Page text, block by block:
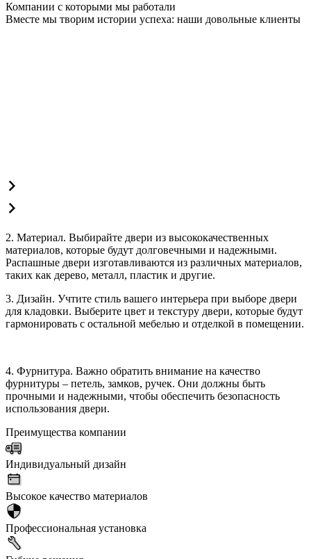
Компании с которыми мы работали
Вместе мы творим истории успеха: наши довольные клиенты
2. Материал. Выбирайте двери из высококачественных
материалов, которые будут долговечными и надежными.
Распашные двери изготавливаются из различных материалов,
таких как дерево, металл, пластик и другие.
3. Дизайн. Учтите стиль вашего интерьера при выборе двери
для кладовки. Выберите цвет и текстуру двери, которые будут
гармонировать с остальной мебелью и отделкой в помещении.
4. Фурнитура. Важно обратить внимание на качество
фурнитуры – петель, замков, ручек. Они должны быть
прочными и надежными, чтобы обеспечить безопасность
использования двери.
Преимущества компании
Индивидуальный дизайн
Высокое качество материалов
Профессиональная установка